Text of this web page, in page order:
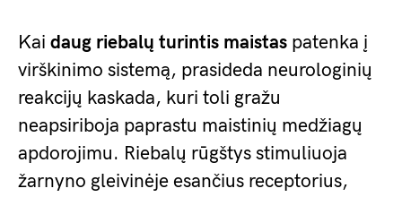
Kai daug riebalų turintis maistas patenka į
virškinimo sistemą, prasideda neurologinių
reakcijų kaskada, kuri toli gražu
neapsiriboja paprastu maistinių medžiagų
apdorojimu. Riebalų rūgštys stimuliuoja
žarnyno gleivinėje esančius receptorius,